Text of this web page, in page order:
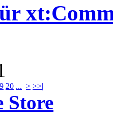
20 ... > >>|
Store